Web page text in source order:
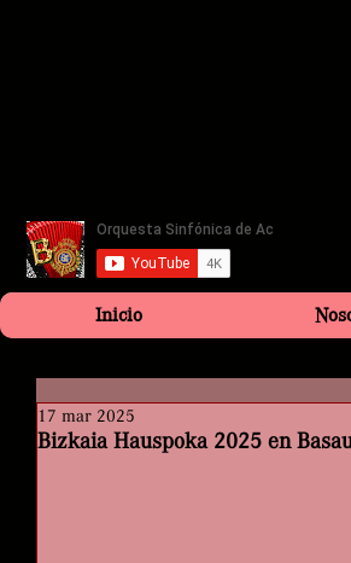
Inicio
Bizkaia Hauspoka 2025 en
17 mar 2025